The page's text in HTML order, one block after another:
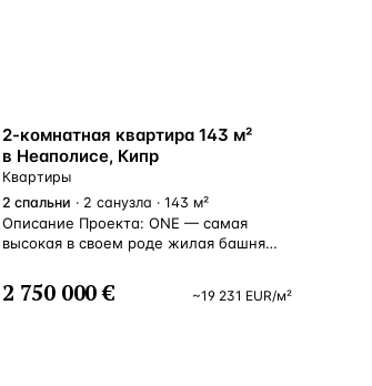
ВНЖ
2-комнатная квартира 143 м²
в Неаполисе, Кипр
Квартиры
2 спальни · 2 санузла · 143 м²
Описание Проекта: ONE — самая
высокая в своем роде жилая башня
узнаваема из любой точки города.
ONE создает новую категорию
2 750 000 € ~19 231 EUR/м²